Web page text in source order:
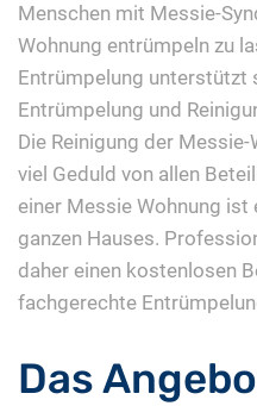
Menschen mit Messie-
Wohnung entrümpeln zu
Entrümpelung unterstützt
Entrümpelung und
Die Reinigung der
viel Geduld von allen
einer Messie Wohnung ist
ganzen Hauses.
daher einen kostenlosen
fachgerechte
Das